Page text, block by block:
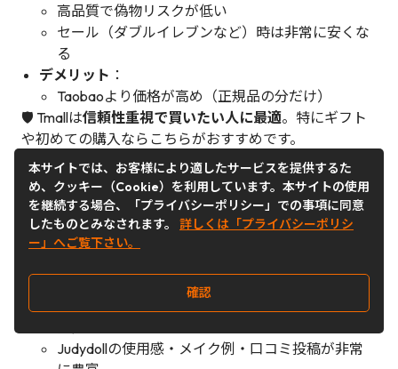
高品質で偽物リスクが低い
セール（ダブルイレブンなど）時は非常に安くな
る
デメリット ：
Taobaoより価格が高め（正規品の分だけ）
🛡 Tmallは信頼性重視で買いたい人に最適。特にギフト
や初めての購入ならこちらがおすすめです。
：SNSとECが融合した若者向けアプリ。
Judydollの使用感・メイク例・口コミ投稿が非常
本サイトでは、お客様により適したサービスを提供するた
め、クッキー（Cookie）を利用しています。本サイトの使用
を継続する場合、「プライバシーポリシー」での事項に同意
したものとみなされます。 詳しくは「プライバシーポリシ
ー」へご覧下さい。
確認